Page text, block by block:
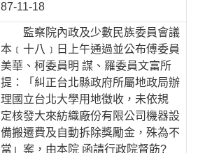
87-11-18
監察院內政及少數民族委員會議
本﹝十八﹞日上午通過並公布傅委員
美華、柯委員明 謀、羅委員文富所
提：「糾正台北縣政府所屬地政局辦
理國立台北大學用地徵收，未依規
定核發大來紡織廠份有限公司機器設
備搬遷費及自動拆除獎勵金，殊為不
當」案，由本院 函請行政院督飭?